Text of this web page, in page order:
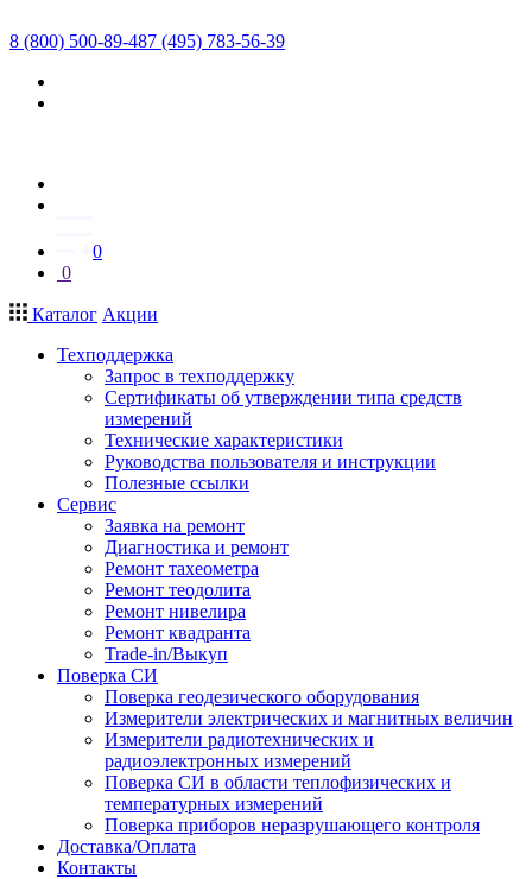
8 (800) 500-89-487 (495) 783-56-39
0
0
Каталог Акции
Техподдержка
Запрос в техподдержку
Сертификаты об утверждении типа средств
измерений
Технические характеристики
Руководства пользователя и инструкции
Полезные ссылки
Сервис
Заявка на ремонт
Диагностика и ремонт
Ремонт тахеометра
Ремонт теодолита
Ремонт нивелира
Ремонт квадранта
Trade-in/Выкуп
Поверка СИ
Поверка геодезического оборудования
Измерители электрических и магнитных величин
Измерители радиотехнических и
радиоэлектронных измерений
Поверка СИ в области теплофизических и
температурных измерений
Поверка приборов неразрушающего контроля
Доставка/Оплата
Контакты